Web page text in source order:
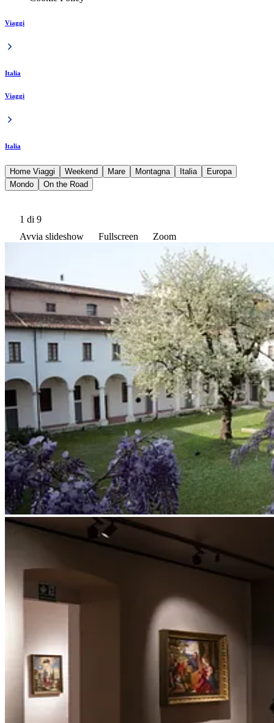
Viaggi
Italia
Viaggi
Italia
Home Viaggi Weekend Mare Montagna Italia
Europa
Mondo
On the Road
1 di 9
Avvia slideshow
Fullscreen Zoom